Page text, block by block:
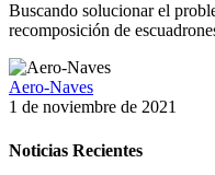
Buscando solucionar el
recomposición de
Aero-Naves
1 de noviembre de 2021
Noticias Recientes